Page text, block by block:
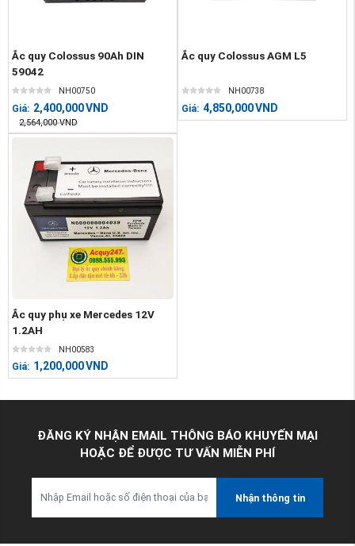
Ắc quy Colossus 90Ah DIN
59042
NH00750
Giá: 2,400,000VND
2,564,000 VND
Ắc quy Colossus AGM L5
NH00738
Giá: 4,850,000VND
Ắc quy phụ xe Mercedes 12V
1.2AH
NH00583
Giá: 1,200,000VND
ĐĂNG KÝ NHẬN EMAIL THÔNG BÁO KHUYẾN MẠI
HOẶC ĐỂ ĐƯỢC TƯ VẤN MIỄN PHÍ
Nhận thông tin